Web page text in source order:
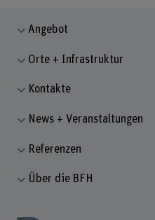
Angebot
Orte + Infrastruktur
Kontakte
News + Veranstaltungen
Referenzen
Über die BFH